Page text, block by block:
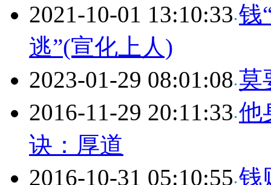
2021-10-01 13:10:33 钱
逃”(宣化上人)
2023-01-29 08:01:08 莫
2016-11-29 20:11:33 他
诀：厚道
2016-10-31 05:10:55 钱